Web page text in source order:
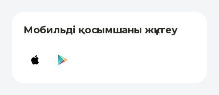
Мобильді қосымшаны жүктеу